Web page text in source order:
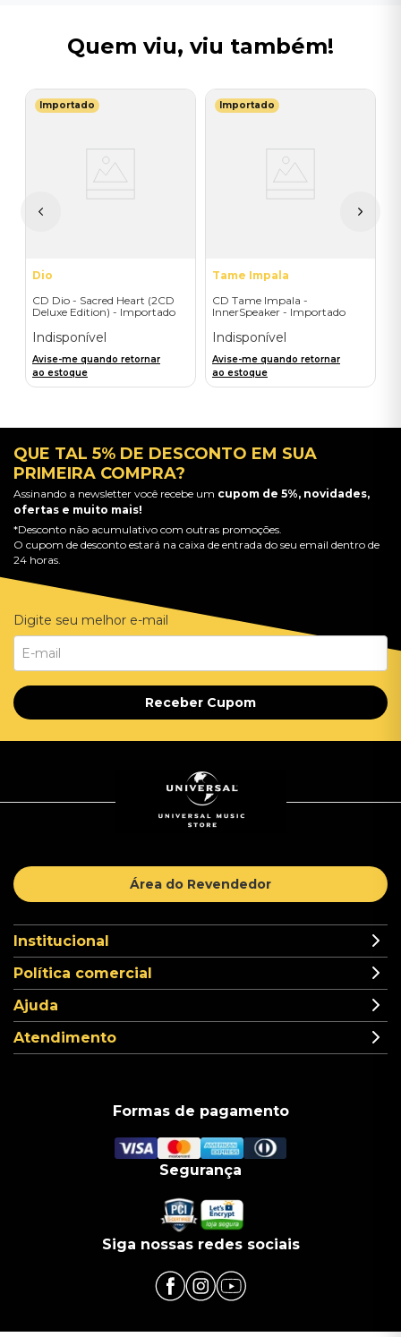
Quem viu, viu também!
Importado
Dio
CD Dio - Sacred Heart (2CD
Deluxe Edition) - Importado
Indisponível
Avise-me quando retornar
ao estoque
Importado
Tame Impala
CD Tame Impala -
InnerSpeaker - Importado
Indisponível
Avise-me quando retornar
ao estoque
QUE TAL 5% DE DESCONTO EM SUA
PRIMEIRA COMPRA?
Assinando a newsletter você recebe um cupom de 5%, novidades,
ofertas e muito mais!
*Desconto não acumulativo com outras promoções.
O cupom de desconto estará na caixa de entrada do seu email dentro de
24 horas.
Digite seu melhor e-mail
Receber Cupom
Área do Revendedor
Institucional
Política comercial
Ajuda
Atendimento
Formas de pagamento
Segurança
Siga nossas redes sociais